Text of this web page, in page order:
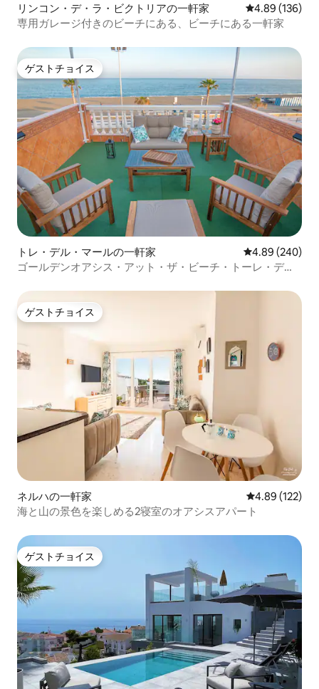
リンコン・デ・ラ・ビクトリアの一軒家 レビュー136
4.89 (136)
専用ガレージ付きのビーチにある、ビーチにある一軒家
ゲストチョイス
ゲストチョイス
トレ・デル・マールの一軒家 レビュー240
4.89 (240)
ゴールデンオアシス・アット・ザ・ビーチ・トーレ・デ
ゲストチョイス
ゲストチョイス
ネルハの一軒家 レビュー122
4.89 (122)
海と山の景色を楽しめる2寝室のオアシスアパート
ゲストチョイス
ゲストチョイス